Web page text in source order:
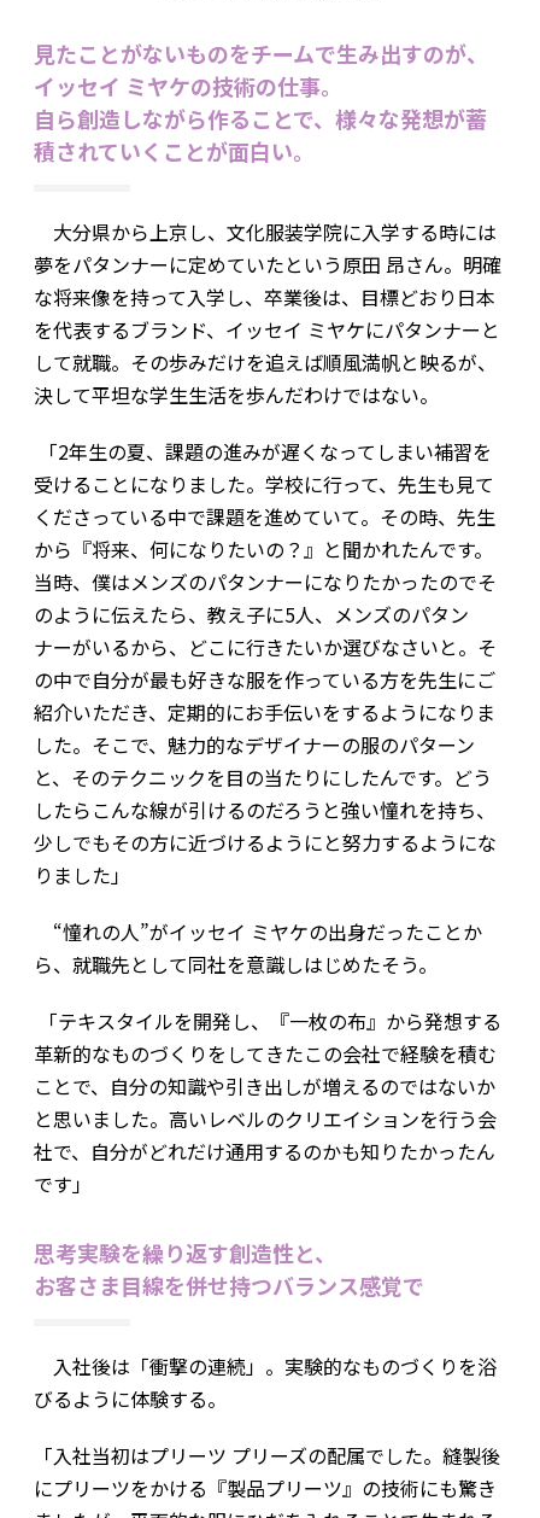
見たことがないものをチームで生み出すのが、
イッセイ ミヤケの技術の仕事。
自ら創造しながら作ることで、様々な発想が蓄
積されていくことが面白い。
大分県から上京し、文化服装学院に入学する時には
夢をパタンナーに定めていたという原田 昂さん。明確
な将来像を持って入学し、卒業後は、目標どおり日本
を代表するブランド、イッセイ ミヤケにパタンナーと
して就職。その歩みだけを追えば順風満帆と映るが、
決して平坦な学生生活を歩んだわけではない。
「2年生の夏、課題の進みが遅くなってしまい補習を
受けることになりました。学校に行って、先生も見て
くださっている中で課題を進めていて。その時、先生
から『将来、何になりたいの？』と聞かれたんです。
当時、僕はメンズのパタンナーになりたかったのでそ
のように伝えたら、教え子に5人、メンズのパタン
ナーがいるから、どこに行きたいか選びなさいと。そ
の中で自分が最も好きな服を作っている方を先生にご
紹介いただき、定期的にお手伝いをするようになりま
した。そこで、魅力的なデザイナーの服のパターン
と、そのテクニックを目の当たりにしたんです。どう
したらこんな線が引けるのだろうと強い憧れを持ち、
少しでもその方に近づけるようにと努力するようにな
りました」
“憧れの人”がイッセイ ミヤケの出身だったことか
ら、就職先として同社を意識しはじめたそう。
「テキスタイルを開発し、『一枚の布』から発想する
革新的なものづくりをしてきたこの会社で経験を積む
ことで、自分の知識や引き出しが増えるのではないか
と思いました。高いレベルのクリエイションを行う会
社で、自分がどれだけ通用するのかも知りたかったん
です」
思考実験を繰り返す創造性と、
お客さま目線を併せ持つバランス感覚で
入社後は「衝撃の連続」。実験的なものづくりを浴
びるように体験する。
「入社当初はプリーツ プリーズの配属でした。縫製後
にプリーツをかける『製品プリーツ』の技術にも驚き